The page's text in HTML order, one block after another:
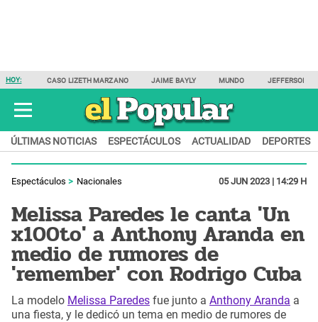
HOY: CASO LIZETH MARZANO JAIME BAYLY MUNDO JEFFERSON
ÚLTIMAS NOTICIAS ESPECTÁCULOS ACTUALIDAD DEPORTES
Espectáculos Nacionales 05 JUN 2023 | 14:29 H
Melissa Paredes le canta 'Un
x100to' a Anthony Aranda en
medio de rumores de
'remember' con Rodrigo Cuba
La modelo Melissa Paredes fue junto a Anthony Aranda a
una fiesta, y le dedicó un tema en medio de rumores de